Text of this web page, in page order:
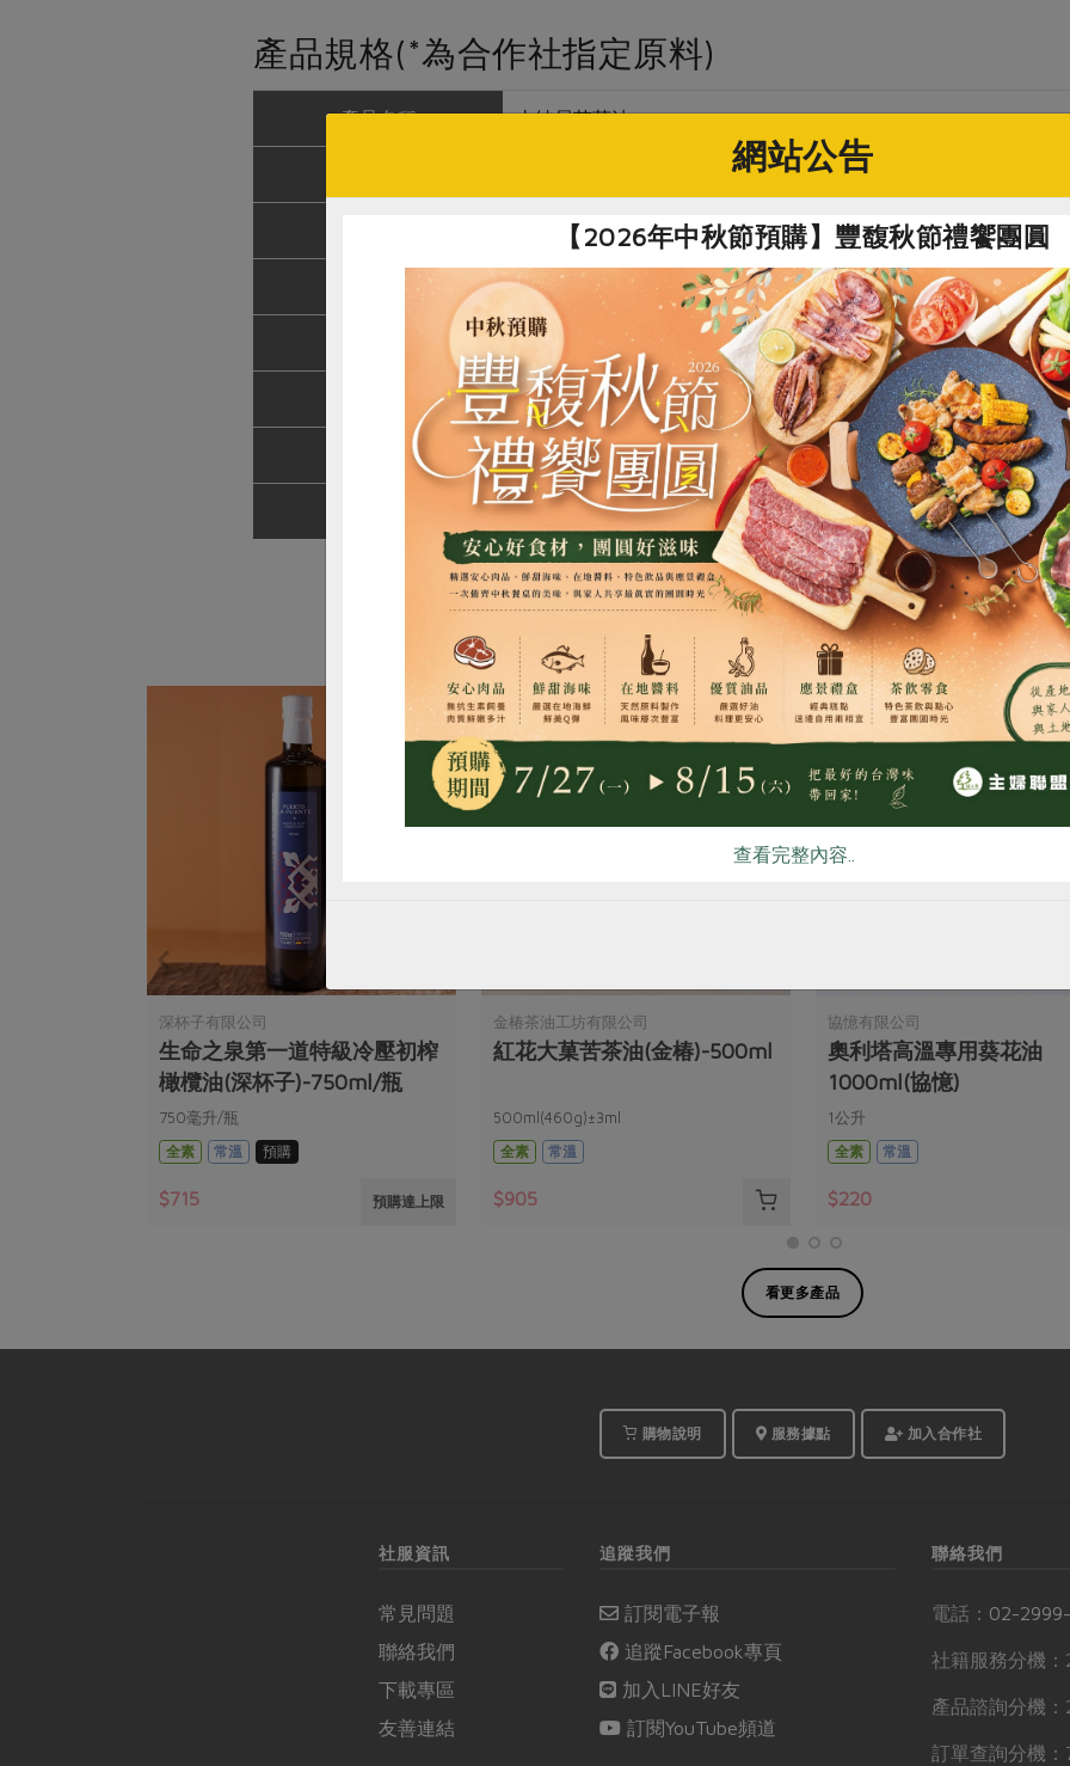
產品規格(*為合作社指定原料)
產品名稱 山純居苦茶油
淨重/數量 500毫升
苦茶籽
18個月
產品說明 採無毒種植，種植處為原住民保留區，無臨田汙染危險
煎、煮、拌等各種美味烹飪需求
你可能有興趣的產品
深杯子有限公司
生命之泉第一道特級冷壓初榨
橄欖油(深杯子)-750ml/瓶
750毫升/瓶
全素
常溫 預購
$715 預購達上限
金椿茶油工坊有限公司
紅花大菓苦茶油(金椿)-500ml
500ml(460g)±3ml
全素
常溫
$905
協憶有限公司
奧利塔高溫專用葵花油
1000ml(協憶)
1公升
全素
常溫
$220
看更多產品
購物說明 服務據點 加入合作社
社服資訊
常見問題
聯絡我們
下載專區
友善連結
追蹤我們
訂閱電子報
追蹤Facebook專頁
加入LINE好友
訂閱YouTube頻道
聯絡我們
電話： 02-
社籍服務分機：
產品諮詢分機：
訂單查詢分機
惜食 RPET 食譜 減硝酸鹽 雞蛋 食安 共同
網站公告
【2026年中秋節預購】豐馥秋節禮饗團圓
查看完整內容..